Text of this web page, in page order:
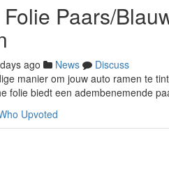
Paars/
ago News
Discuss
manier om jouw auto ramen te
folie biedt een adembenemende
Upvoted